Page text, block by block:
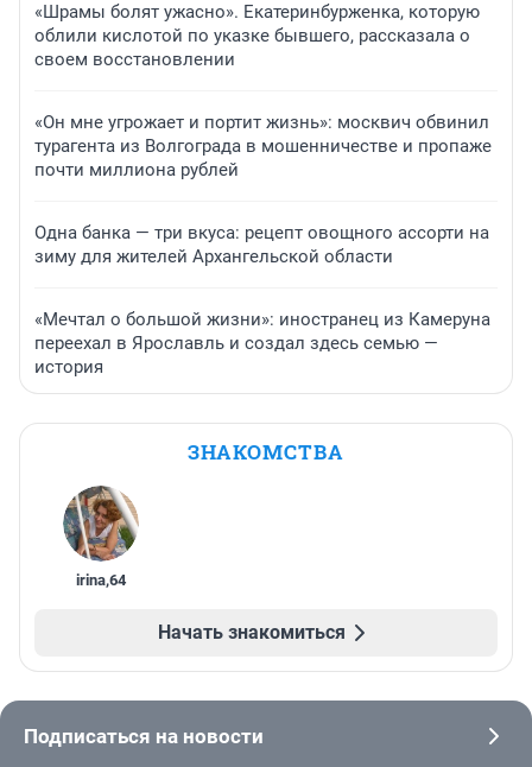
«Шрамы болят ужасно». Екатеринбурженка, которую
облили кислотой по указке бывшего, рассказала о
своем восстановлении
«Он мне угрожает и портит жизнь»: москвич обвинил
турагента из Волгограда в мошенничестве и пропаже
почти миллиона рублей
Одна банка — три вкуса: рецепт овощного ассорти на
зиму для жителей Архангельской области
«Мечтал о большой жизни»: иностранец из Камеруна
переехал в Ярославль и создал здесь семью —
история
ЗНАКОМСТВА
irina,64
Начать знакомиться
Подписаться на новости